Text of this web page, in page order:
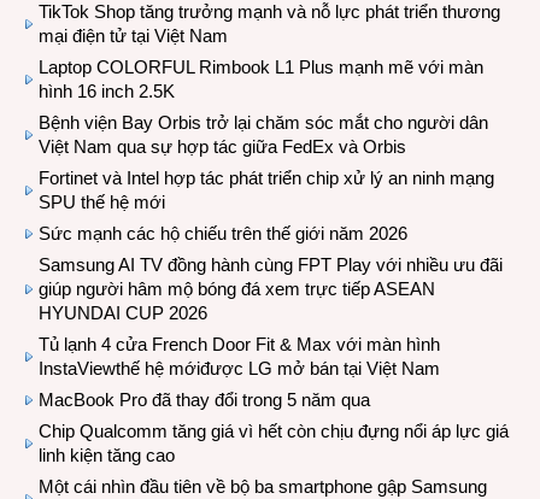
TikTok Shop tăng trưởng mạnh và nỗ lực phát triển thương
mại điện tử tại Việt Nam
Laptop COLORFUL Rimbook L1 Plus mạnh mẽ với màn
hình 16 inch 2.5K
Bệnh viện Bay Orbis trở lại chăm sóc mắt cho người dân
Việt Nam qua sự hợp tác giữa FedEx và Orbis
Fortinet và Intel hợp tác phát triển chip xử lý an ninh mạng
SPU thế hệ mới
Sức mạnh các hộ chiếu trên thế giới năm 2026
Samsung AI TV đồng hành cùng FPT Play với nhiều ưu đãi
giúp người hâm mộ bóng đá xem trực tiếp ASEAN
HYUNDAI CUP 2026
Tủ lạnh 4 cửa French Door Fit & Max với màn hình
InstaViewthế hệ mớiđược LG mở bán tại Việt Nam
MacBook Pro đã thay đổi trong 5 năm qua
Chip Qualcomm tăng giá vì hết còn chịu đựng nổi áp lực giá
linh kiện tăng cao
Một cái nhìn đầu tiên về bộ ba smartphone gập Samsung